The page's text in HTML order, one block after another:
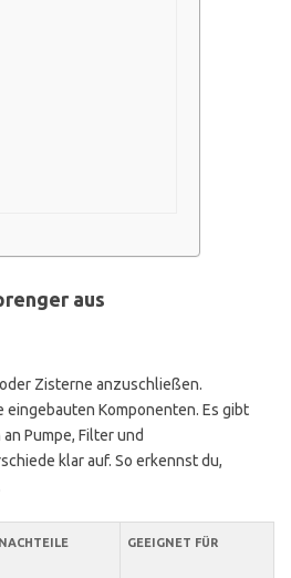
aus
Zisterne anzuschließen.
Komponenten. Es gibt
Pumpe, Filter und
klar auf. So erkennst du,
GEEIGNET FÜR